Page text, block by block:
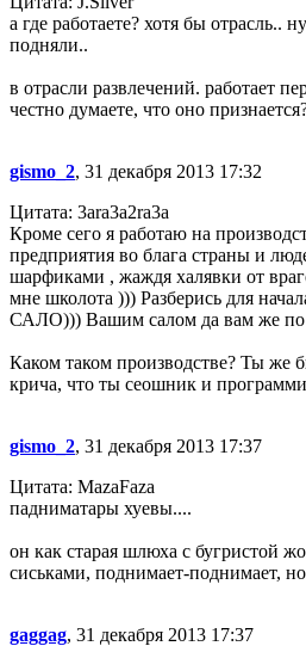
а где работаете? хотя бы отрасль..
подняли..
в отрасли развлечений. работает
честно думаете, что оно
gismo_2, 31 декабря 2013 17:32
Цитата: 3ara3a2ra3a
Кроме сего я работаю на
предприятия во блага страны и
шарфиками , жаждя халявки от
мне школота ))) Разберись для
САЛО))) Вашим салом да вам же по
Каком таком производстве? Ты же
крича, что ты сеошник и
gismo_2, 31 декабря 2013 17:37
Цитата: MazaFaza
падниматары хуевы....
он как старая шлюха с бугристой
сиськами, поднимает-поднимает,
gaggag, 31 декабря 2013 17:37